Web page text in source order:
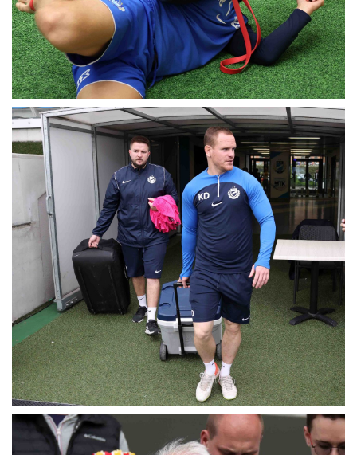
GALÉRIA
SZURKOLÓI ÉLMÉNYEK
AKKREDITÁCIÓ